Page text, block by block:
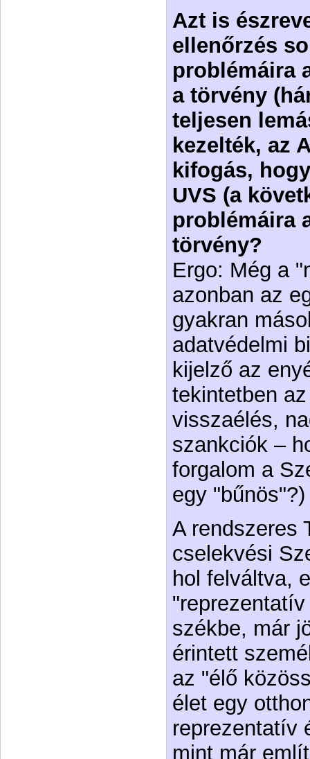
Azt is
ellenőrzés
problémáira
a törvény
teljesen
kezelték, az
kifogás,
UVS (a
problémáira
törvény?
Ergo: Még a
azonban az
gyakran
adatvédelmi
kijelző az
tekintetben
visszaélés,
szankciók –
forgalom a
egy "bűnös"?)
A rendszeres
cselekvési
hol felváltva,
székbe, már
érintett
az "élő
élet egy
reprezentatív
mint már